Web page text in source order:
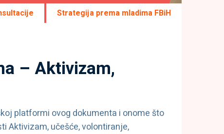
Strategija prema mladima FBiH
– Aktivizam,
platformi ovog dokumenta i onome što
Aktivizam, učešće, volontiranje,